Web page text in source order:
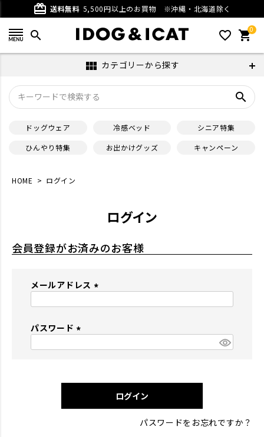
card_giftcard 送料無料 5,500円以上のお買物 ※沖縄・北海道除く
search favorite_outline 0
shopping_cart
view_module カテゴリーから探す
search
ドッグウェア 冷感ベッド
シニア特集
ひんやり特集
お出かけグッズ キャンペーン
HOME ログイン
ログイン
会員登録がお済みのお客様
メールアドレス
パスワード
)
ログイン
パスワードをお忘れですか？